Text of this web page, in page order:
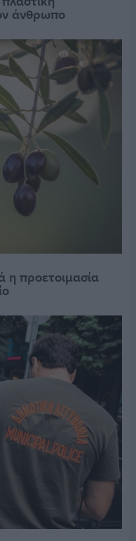
άνθρωπο
η προετοιμασία